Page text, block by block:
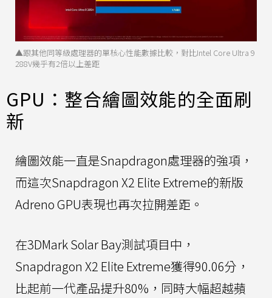
▲跟其他同等級處理器的單核心性能數據比較，對比Intel Core Ultra 9
288V幾乎有2倍以上差距
GPU：整合繪圖效能的全面刷
新
繪圖效能一直是Snapdragon處理器的強項，
而這次Snapdragon X2 Elite Extreme的新版
Adreno GPU表現也再次拉開差距。
在3DMark Solar Bay測試項目中，
Snapdragon X2 Elite Extreme獲得90.06分，
比起前一代產品提升80%，同時大幅超越蘋